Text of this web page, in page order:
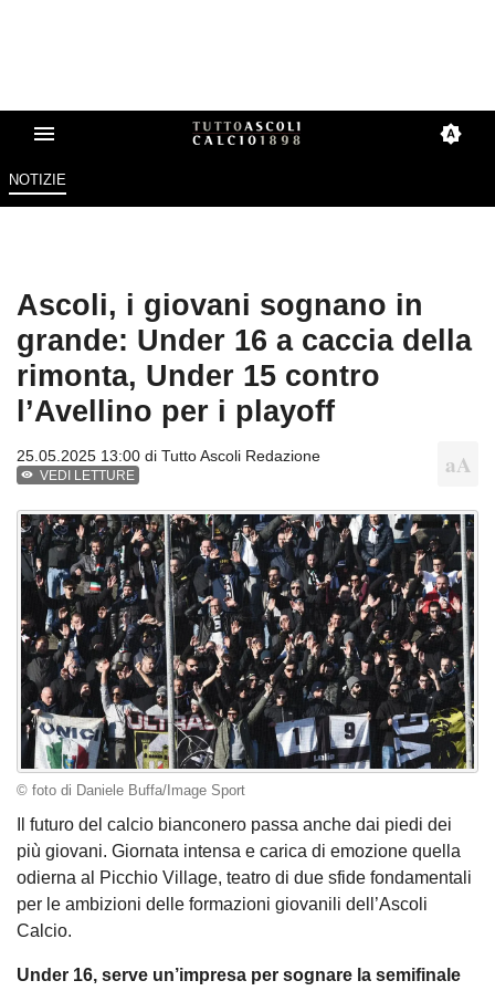
NOTIZIE
Ascoli, i giovani sognano in
grande: Under 16 a caccia della
rimonta, Under 15 contro
l’Avellino per i playoff
25.05.2025 13:00 di Tutto Ascoli Redazione
VEDI LETTURE
© foto di Daniele Buffa/Image Sport
Il futuro del calcio bianconero passa anche dai piedi dei
più giovani. Giornata intensa e carica di emozione quella
odierna al Picchio Village, teatro di due sfide fondamentali
per le ambizioni delle formazioni giovanili dell’Ascoli
Calcio.
Under 16, serve un’impresa per sognare la semifinale